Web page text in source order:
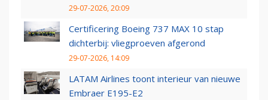
29-07-2026, 20:09
Certificering Boeing 737 MAX 10 stap
dichterbij: vliegproeven afgerond
29-07-2026, 14:09
LATAM Airlines toont interieur van nieuwe
Embraer E195-E2